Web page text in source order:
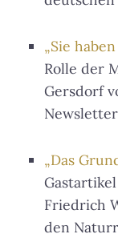
„Sie
Rolle der
Gersdorf
„Das
Friedrich
den